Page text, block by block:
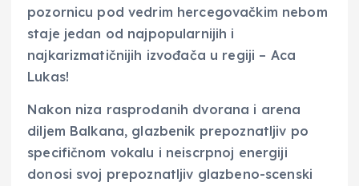
pozornicu pod vedrim hercegovačkim nebom
staje jedan od najpopularnijih i
najkarizmatičnijih izvođača u regiji – Aca
Lukas!
Nakon niza rasprodanih dvorana i arena
diljem Balkana, glazbenik prepoznatljiv po
specifičnom vokalu i neiscrpnoj energiji
donosi svoj prepoznatljiv glazbeno-scenski